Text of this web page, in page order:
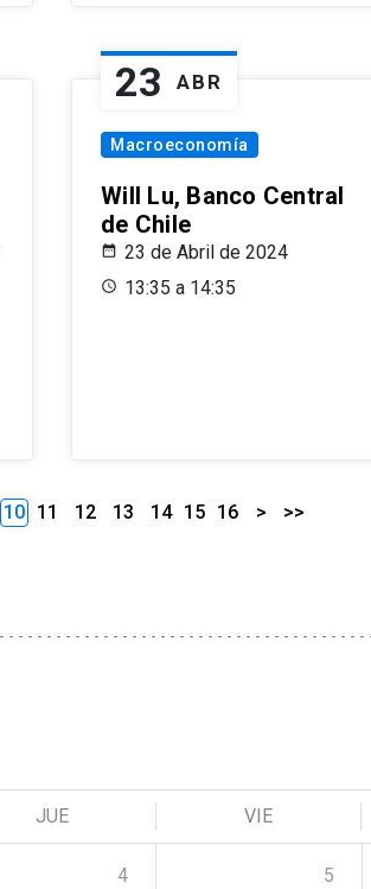
23 ABR
Macroeconomía
Will Lu, Banco Central
de Chile
23 de Abril de 2024
13:35 a 14:35
10 11 12 13 14 15 16 > >>
JUE VIE
4 5